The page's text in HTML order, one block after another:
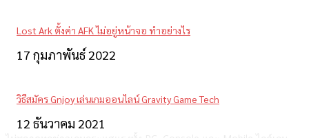
Lost Ark ตั้งค่า AFK ไม่อยู่หน้าจอ ทำอย่างไร
17 กุมภาพันธ์ 2022
วิธีสมัคร Gnjoy เล่นเกมออนไลน์ Gravity Game Tech
12 ธันวาคม 2021